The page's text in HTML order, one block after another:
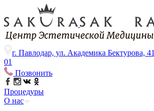
г. Павлодар, ул. Академика Бектурова, 41
01
Позвонить
Процедуры
О нас